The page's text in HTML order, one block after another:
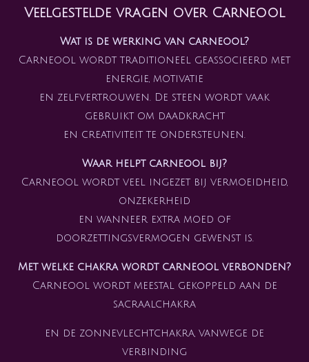
Veelgestelde vragen over Carneool
Wat is de werking van carneool?
Carneool wordt traditioneel geassocieerd met
energie, motivatie
en zelfvertrouwen. De steen wordt vaak
gebruikt om daadkracht
en creativiteit te ondersteunen.
Waar helpt carneool bij?
Carneool wordt veel ingezet bij vermoeidheid,
onzekerheid
en wanneer extra moed of
doorzettingsvermogen gewenst is.
Met welke chakra wordt carneool verbonden?
Carneool wordt meestal gekoppeld aan de
sacraalchakra
en de zonnevlechtchakra, vanwege de
verbinding